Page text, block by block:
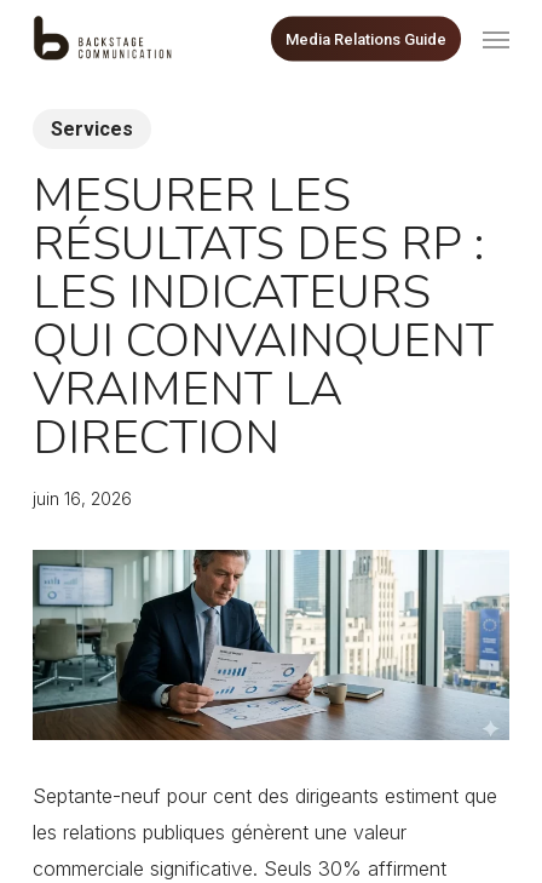
Skip
content
Media Relations Guide
Services
MESURER LES
RÉSULTATS DES RP :
LES INDICATEURS
QUI CONVAINQUENT
VRAIMENT LA
DIRECTION
juin 16, 2026
Septante-neuf pour cent des dirigeants estiment que
les relations publiques génèrent une valeur
commerciale significative. Seuls 30% affirment